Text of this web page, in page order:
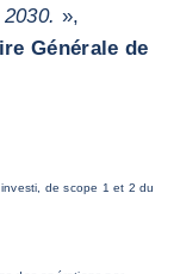
»,
Générale de
de scope 1 et 2 du